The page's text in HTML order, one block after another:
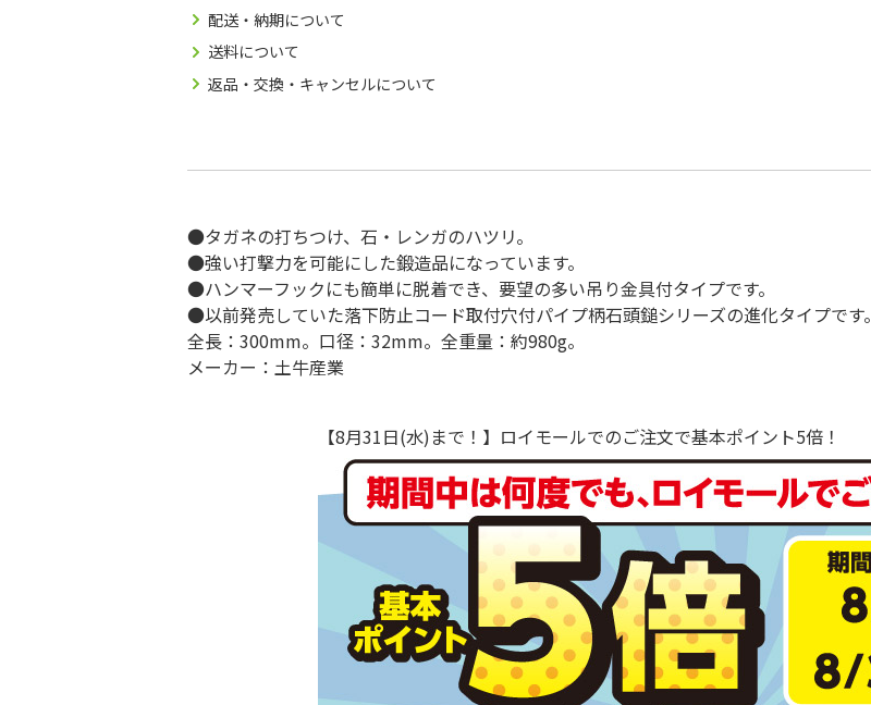
配送・納期について
送料について
返品・交換・キャンセルについて
●タガネの打ちつけ、石・レンガのハツリ。
●強い打撃力を可能にした鍛造品になっています。
●ハンマーフックにも簡単に脱着でき、要望の多い吊り金具付タイプです。
●以前発売していた落下防止コード取付穴付パイプ柄石頭鎚シリーズの進化タイプです。
全長：300mm。口径：32mm。全重量：約980g。
メーカー：土牛産業
【8月31日(水)まで！】ロイモールでのご注文で基本ポイント5倍！